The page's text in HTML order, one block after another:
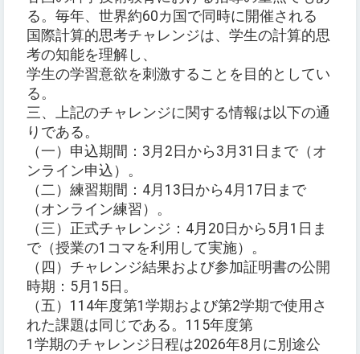
る。毎年、世界約60カ国で同時に開催される
国際計算的思考チャレンジは、学生の計算的思
考の知能を理解し、
学生の学習意欲を刺激することを目的としてい
る。
三、上記のチャレンジに関する情報は以下の通
りである。
（一）申込期間：3月2日から3月31日まで（オ
ンライン申込）。
（二）練習期間：4月13日から4月17日まで
（オンライン練習）。
（三）正式チャレンジ：4月20日から5月1日ま
で（授業の1コマを利用して実施）。
（四）チャレンジ結果および参加証明書の公開
時期：5月15日。
（五）114年度第1学期および第2学期で使用さ
れた課題は同じである。115年度第
1学期のチャレンジ日程は2026年8月に別途公